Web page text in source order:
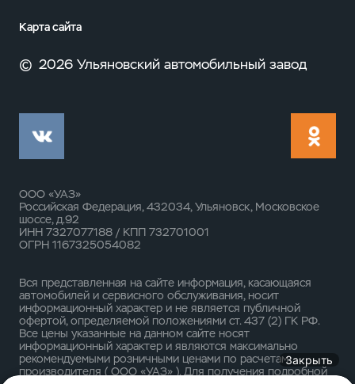
Карта сайта
© 2026 Ульяновский автомобильный завод
ООО «УАЗ»
Российская Федерация, 432034, Ульяновск, Московское
шоссе, д.92
ИНН 7327077188 / КПП 732701001
ОГРН 1167325054082
Вся представленная на сайте информация, касающаяся
автомобилей и сервисного обслуживания, носит
информационный характер и не является публичной
офертой, определяемой положениями ст. 437 (2) ГК РФ.
Все цены указанные на данном сайте носят
информационный характер и являются максимально
рекомендуемыми розничными ценами по расчетам
производителя ( ООО «УАЗ» ). Для получения подробной
Закрыть